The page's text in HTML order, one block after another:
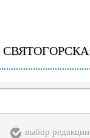
выбор редакции